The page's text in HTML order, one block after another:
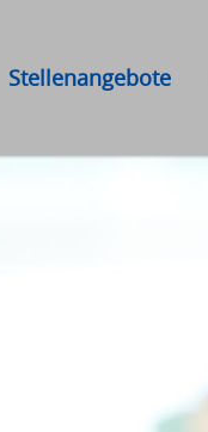
Stellenangebote